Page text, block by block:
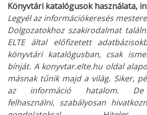
Könyvtári katalógusok használata,
Legyél az információkeresés
Dolgozatokhoz szakirodalmat
ELTE által előfizetett
könyvtári katalógusban, csak
bínját. A konyvtar.elte.hu oldal
másnak tűnik majd a világ. Siker,
az információ hatalom.
felhasználni, szabályosan